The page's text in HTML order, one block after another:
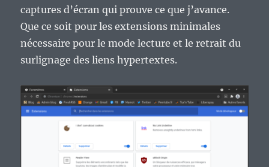
captures d’écran qui prouve ce que j’avance.
Que ce soit pour les extensions minimales
nécessaire pour le mode lecture et le retrait du
surlignage des liens hypertextes.